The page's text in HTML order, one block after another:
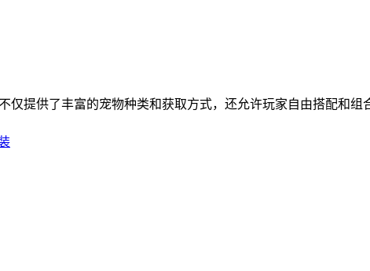
仅提供了丰富的宠物种类和获取方式，还允许玩家自由搭配和